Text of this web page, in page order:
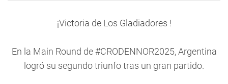
¡Victoria de Los Gladiadores !
En la Main Round de#CRODENNOR2025, Argentina
logró su segundo triunfo tras un gran partido.